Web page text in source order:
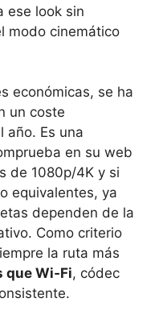
ese look sin
modo cinemático
económicas, se ha
un coste
año. Es una
en su web
de 1080p/4K y si
equivalentes, ya
dependen de la
Como criterio
la ruta más
que Wi‑Fi, códec